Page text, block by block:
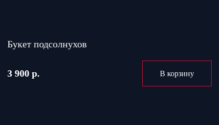
Букет подсолнухов
3 900 р. В корзину